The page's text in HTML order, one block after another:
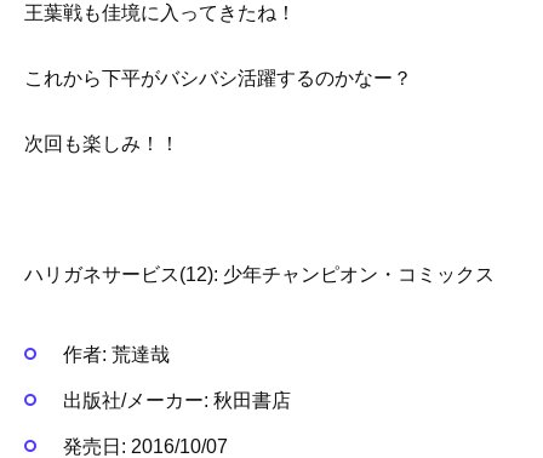
王葉戦も佳境に入ってきたね！
これから下平がバシバシ活躍するのかなー？
次回も楽しみ！！
ハリガネサービス(12): 少年チャンピオン・コミックス
作者: 荒達哉
出版社/メーカー: 秋田書店
発売日: 2016/10/07